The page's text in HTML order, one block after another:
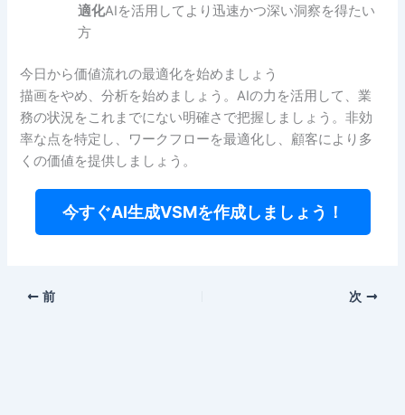
適化AIを活用してより迅速かつ深い洞察を得たい
方
今日から価値流れの最適化を始めましょう
描画をやめ、分析を始めましょう。AIの力を活用して、業
務の状況をこれまでにない明確さで把握しましょう。非効
率な点を特定し、ワークフローを最適化し、顧客により多
くの価値を提供しましょう。
今すぐAI生成VSMを作成しましょう！
前 次